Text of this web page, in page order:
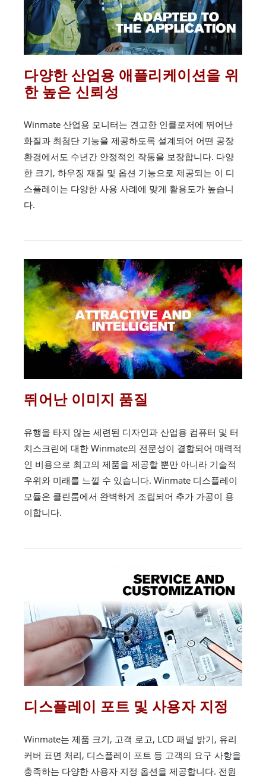
다양한 산업용 애플리케이션을 위
한 높은 신뢰성
Winmate 산업용 모니터는 견고한 인클로저에 뛰어난
화질과 최첨단 기능을 제공하도록 설계되어 어떤 공장
환경에서도 수년간 안정적인 작동을 보장합니다. 다양
한 크기, 하우징 재질 및 옵션 기능으로 제공되는 이 디
스플레이는 다양한 사용 사례에 맞게 활용도가 높습니
다.
뛰어난 이미지 품질
유행을 타지 않는 세련된 디자인과 산업용 컴퓨터 및 터
치스크린에 대한 Winmate의 전문성이 결합되어 매력적
인 비용으로 최고의 제품을 제공할 뿐만 아니라 기술적
우위와 미래를 느낄 수 있습니다. Winmate 디스플레이
모듈은 클린룸에서 완벽하게 조립되어 추가 가공이 용
이합니다.
디스플레이 포트 및 사용자 지정
Winmate는 제품 크기, 고객 로고, LCD 패널 밝기, 유리
커버 표면 처리, 디스플레이 포트 등 고객의 요구 사항을
충족하는 다양한 사용자 지정 옵션을 제공합니다. 전원